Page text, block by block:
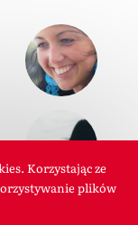
Korzystając ze
plików